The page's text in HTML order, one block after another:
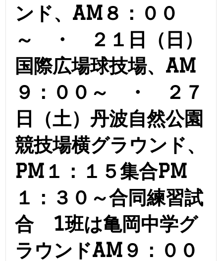
ンド、AM８：００
～ ・ ２１日（日）
国際広場球技場、AM
９：００～ ・ ２７
日（土）丹波自然公園
競技場横グラウンド、
PM１：１５集合PM
１：３０～合同練習試
合 1班は亀岡中学グ
ラウンドAM９：００